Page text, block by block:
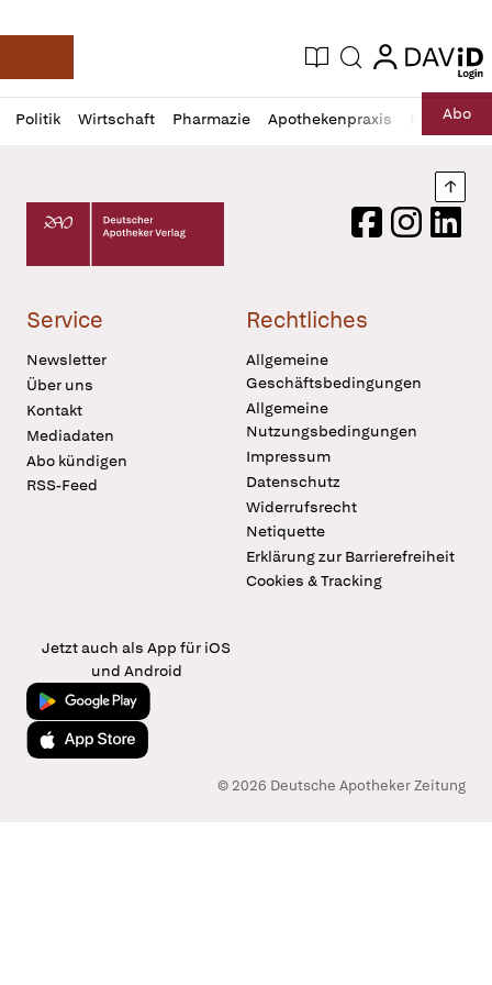
Deutsche Apotheker Zeitung
Aktuelle Ausgabe
Suche login
login
Politik Wirtschaft Pharmazie Apothekenpraxis RechtAbo
Profil
öffnen
Daz
Pur
Deutscher Apotheker Verlag Logo
FacebookInstagram
Service
Newsletter
Über uns
Kontakt
Mediadaten
Abo kündigen
RSS-Feed
Rechtliches
Allgemeine
Geschäftsbedingungen
Allgemeine
Nutzungsbedingungen
Impressum
Datenschutz
Widerrufsrecht
Netiquette
Erklärung zur Barrierefreiheit
Cookies & Tracking
Jetzt auch als App für iOS
und Android
Jetzt bei Google Play
Laden im App Store
© 2026 Deutsche Apotheker Zeitung